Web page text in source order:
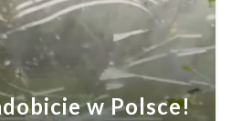
w Polsce!